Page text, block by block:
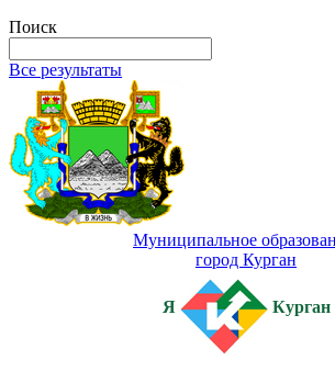
Поиск
Все результаты
Муниципальное
город Курган
Я Курган